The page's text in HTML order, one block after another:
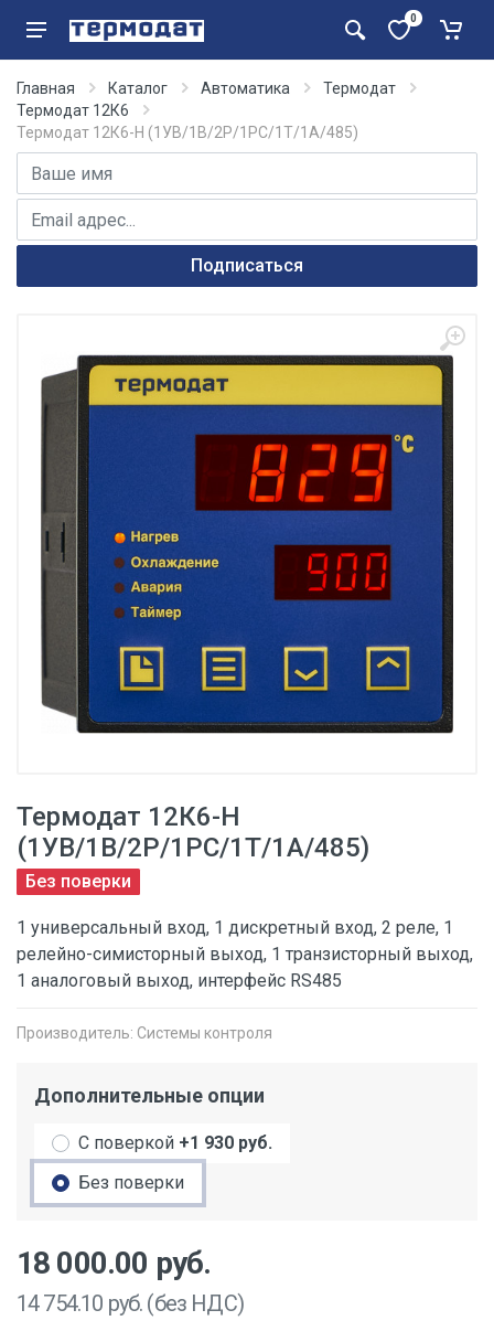
0
Главная Каталог Автоматика
Термодат
Термодат 12К6
Термодат 12К6-Н (1УВ/1В/2Р/1РС/1Т/1А/485)
Имя
E-mail адрес
Подписаться
Термодат 12К6-Н
(1УВ/1В/2Р/1РС/1Т/1А/485)
Без поверки
1 универсальный вход, 1 дискретный вход, 2 реле, 1
релейно-симисторный выход, 1 транзисторный выход,
1 аналоговый выход, интерфейс RS485
Производитель: Системы контроля
Дополнительные опции
С поверкой +1 930 руб.
Без поверки
18 000.00 руб.
14 754.10 руб. (без НДС)